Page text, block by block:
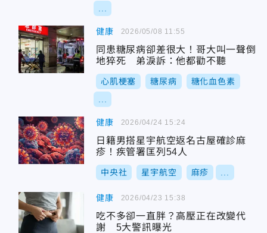
健康
同患糖尿病卻差很大！哥大叫一聲倒
地猝死 弟淚訴：他都勸不聽
心肌梗塞 糖尿病 糖化血色素
2026/05/08 11:55
健康
日籍男搭星宇航空返名古屋確診麻
疹！疾管署匡列54人
中央社 星宇航空 麻疹
2026/04/24 15:24
健康
吃不多卻一直胖？高壓正在改變代
謝 5大警訊曝光
2026/04/23 15:38